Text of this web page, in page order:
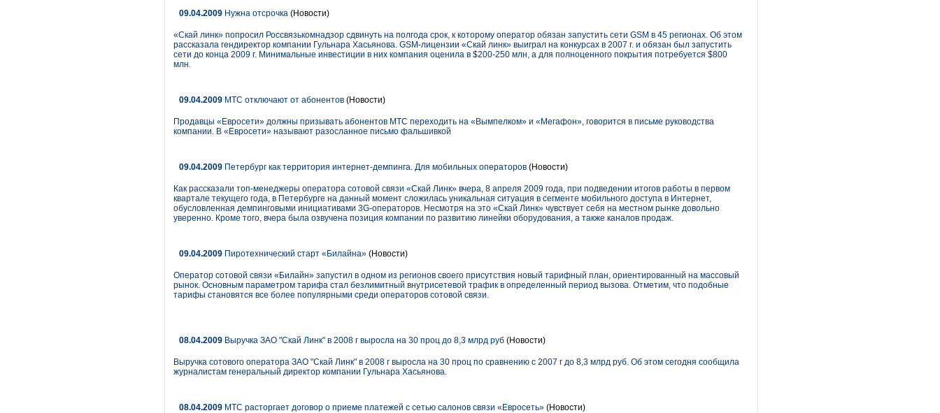
09.04.2009 Нужна отсрочка (Новости)
«Скай линк» попросил Россвязькомнадзор сдвинуть на полгода срок, к которому оператор обязан запустить сети GSM в 45 регионах. Об этом
рассказала гендиректор компании Гульнара Хасьянова. GSM-лицензии «Скай линк» выиграл на конкурсах в 2007 г. и обязан был запустить
сети до конца 2009 г. Минимальные инвестиции в них компания оценила в $200-250 млн, а для полноценного покрытия потребуется $800
млн.
09.04.2009 МТС отключают от абонентов (Новости)
Продавцы «Евросети» должны призывать абонентов МТС переходить на «Вымпелком» и «Мегафон», говорится в письме руководства
компании. В «Евросети» называют разосланное письмо фальшивкой
09.04.2009 Петербург как территория интернет-демпинга. Для мобильных операторов (Новости)
Как рассказали топ-менеджеры оператора сотовой связи «Скай Линк» вчера, 8 апреля 2009 года, при подведении итогов работы в первом
квартале текущего года, в Петербурге на данный момент сложилась уникальная ситуация в сегменте мобильного доступа в Интернет,
обусловленная демпинговыми инициативами 3G-операторов. Несмотря на это «Скай Линк» чувствует себя на местном рынке довольно
уверенно. Кроме того, вчера была озвучена позиция компании по развитию линейки оборудования, а также каналов продаж.
09.04.2009 Пиротехнический старт «Билайна» (Новости)
Оператор сотовой связи «Билайн» запустил в одном из регионов своего присутствия новый тарифный план, ориентированный на массовый
рынок. Основным параметром тарифа стал безлимитный внутрисетевой трафик в определенный период вызова. Отметим, что подобные
тарифы становятся все более популярными среди операторов сотовой связи.
08.04.2009 Выручка ЗАО "Скай Линк" в 2008 г выросла на 30 проц до 8,3 млрд руб (Новости)
Выручка сотового оператора ЗАО "Скай Линк" в 2008 г выросла на 30 проц по сравнению с 2007 г до 8,3 млрд руб. Об этом сегодня сообщила
журналистам генеральный директор компании Гульнара Хасьянова.
08.04.2009 МТС расторгает договор о приеме платежей с сетью салонов связи «Евросеть» (Новости)